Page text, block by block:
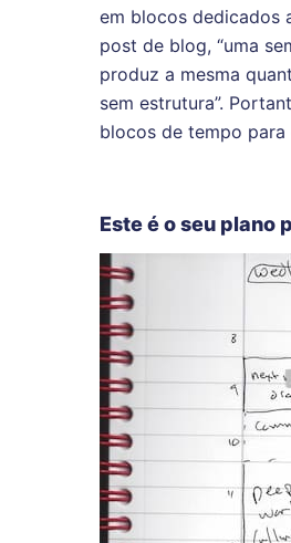
em blocos dedicados
post de blog, “uma
produz a mesma
sem estrutura”.
blocos de tempo
Este é o seu